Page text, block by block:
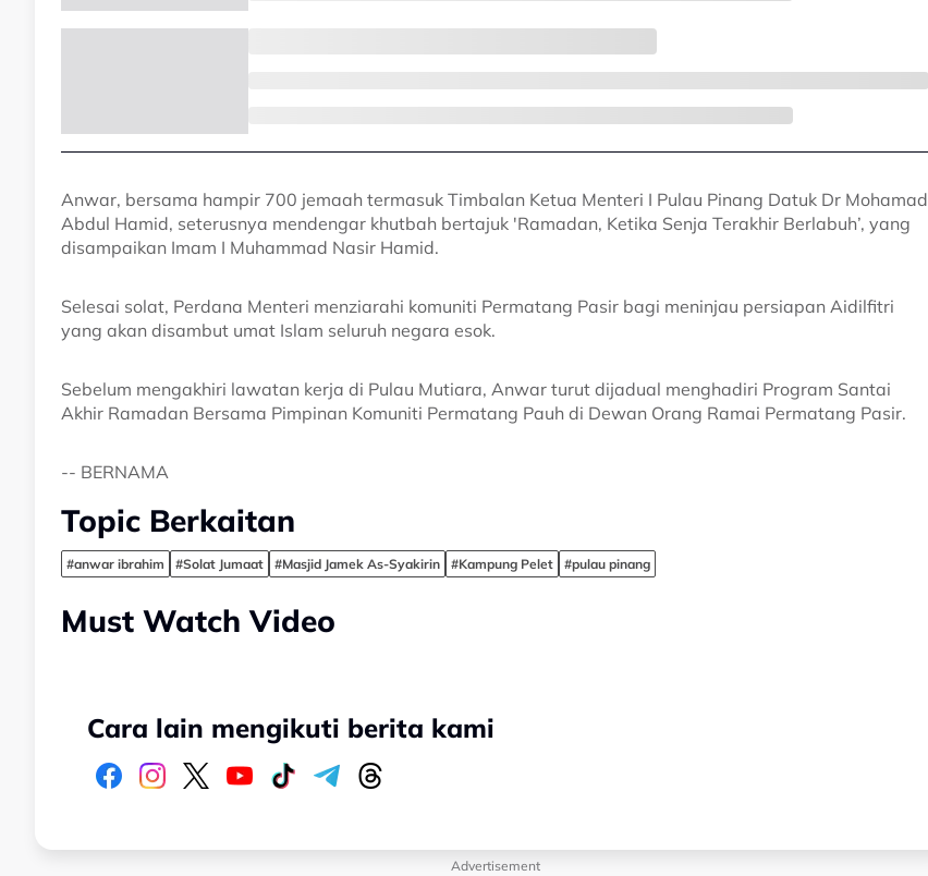
Anwar, bersama hampir 700 jemaah termasuk Timbalan Ketua Menteri I Pulau Pinang Datuk Dr Mohamad
Abdul Hamid, seterusnya mendengar khutbah bertajuk 'Ramadan, Ketika Senja Terakhir Berlabuh’, yang
disampaikan Imam I Muhammad Nasir Hamid.
Selesai solat, Perdana Menteri menziarahi komuniti Permatang Pasir bagi meninjau persiapan Aidilfitri
yang akan disambut umat Islam seluruh negara esok.
Sebelum mengakhiri lawatan kerja di Pulau Mutiara, Anwar turut dijadual menghadiri Program Santai
Akhir Ramadan Bersama Pimpinan Komuniti Permatang Pauh di Dewan Orang Ramai Permatang Pasir.
-- BERNAMA
Topic Berkaitan
#anwar ibrahim #Solat Jumaat #Masjid Jamek As-Syakirin #Kampung Pelet #pulau pinang
Must Watch Video
Cara lain mengikuti berita kami
Advertisement